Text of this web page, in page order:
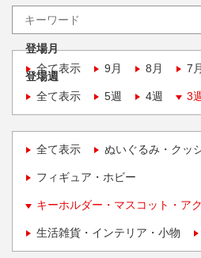
登場月
全て表示
9月 8月 7月
登場週
全て表示
5週 4週 3週
全て表示 ぬいぐるみ・クッ
フィギュア・ホビー
キーホルダー・マスコット・ア
生活雑貨・インテリア・小物